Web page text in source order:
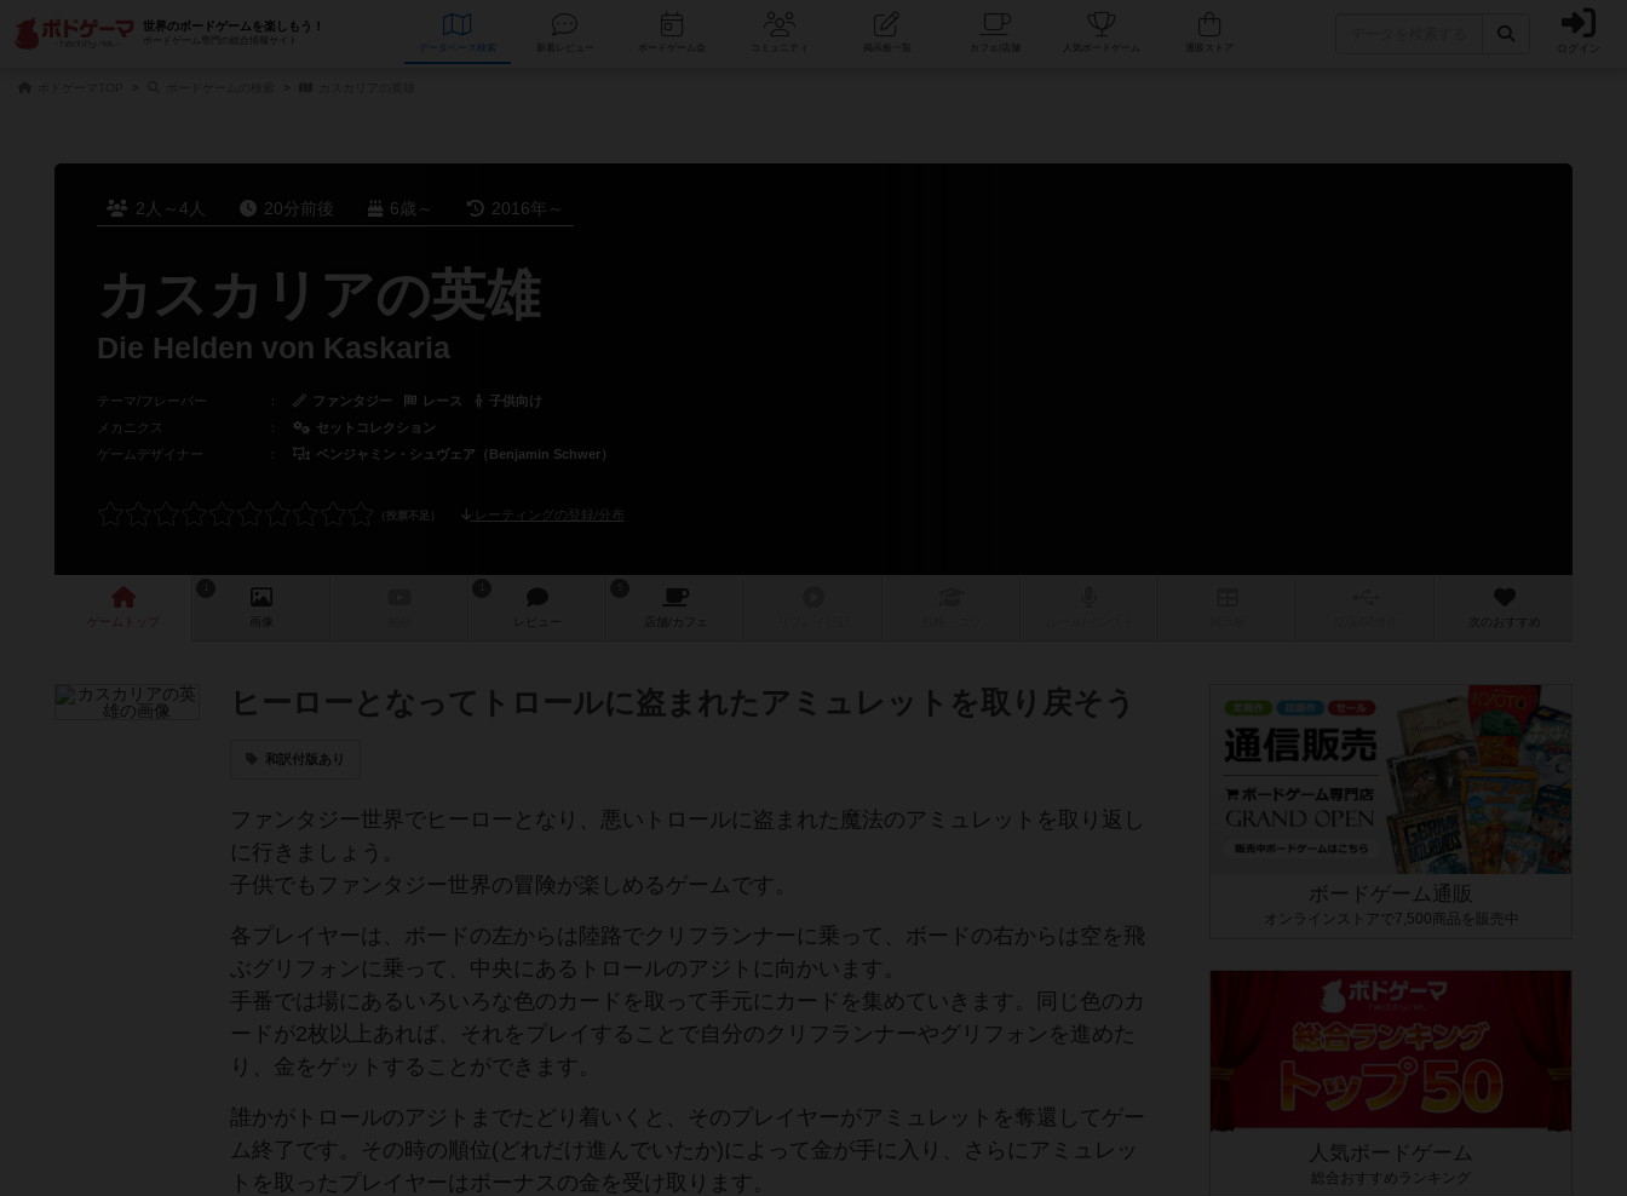
世界のボードゲームを楽しもう！
ボードゲーム専門の総合情報サイト
データベース コミュニティ 人気ボードゲーム ログイン
2人～4人 20分前後 6歳～ 2016年～
カスカリアの英雄
Die Helden von Kaskaria
テーマ/フレーバー ： ファンタジー レース
子供向け
メカニクス
：
セットコレクション
ゲームデザイナー
： ベンジャミン・シュヴェア（Benjamin Schwer）
レーティングの登録/分布
ゲーム 画像 レビュー 店舗/ カフェ 次のおすすめ
ヒーローとなってトロールに盗まれたアミュレットを取り戻そう
和訳付版あり
ファンタジー世界でヒーローとなり、悪いトロールに盗まれた魔法のアミュレットを取り返し
に行きましょう。
子供でもファンタジー世界の冒険が楽しめるゲームです。
各プレイヤーは、ボードの左からは陸路でクリフランナーに乗って、ボードの右からは空を飛
ぶグリフォンに乗って、中央にあるトロールのアジトに向かいます。
手番では場にあるいろいろな色のカードを取って手元にカードを集めていきます。同じ色のカ
ードが2枚以上あれば、それをプレイすることで自分のクリフランナーやグリフォンを進めた
り、金をゲットすることができます。
誰かがトロールのアジトまでたどり着いくと、そのプレイヤーがアミュレットを奪還してゲー
ム終了です。その時の順位(どれだけ進んでいたか)によって金が手に入り、さらにアミュレッ
トを取ったプレイヤーはボーナスの金を受け取ります。
ボードゲーム通販
オンラインストアで7,500商品を販売中
人気ボードゲーム
総合おすすめランキング